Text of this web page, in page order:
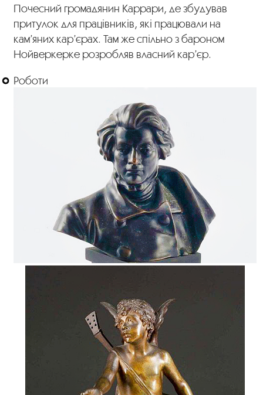
Почесний громадянин Каррари, де збудував
притулок для працівників, які працювали на
кам’яних кар’єрах. Там же спільно з бароном
Нойверкерке розробляв власний кар’єр.
Роботи